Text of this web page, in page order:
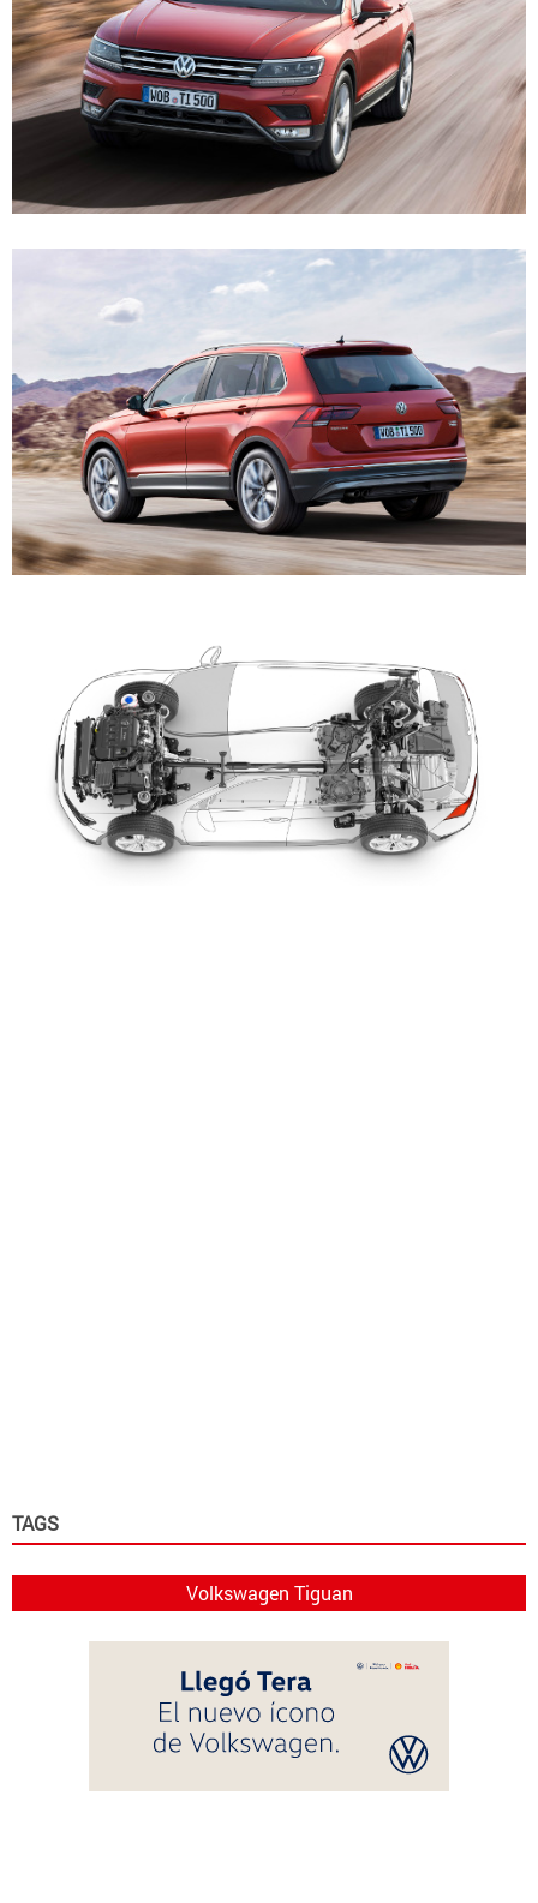
TAGS
Volkswagen Tiguan